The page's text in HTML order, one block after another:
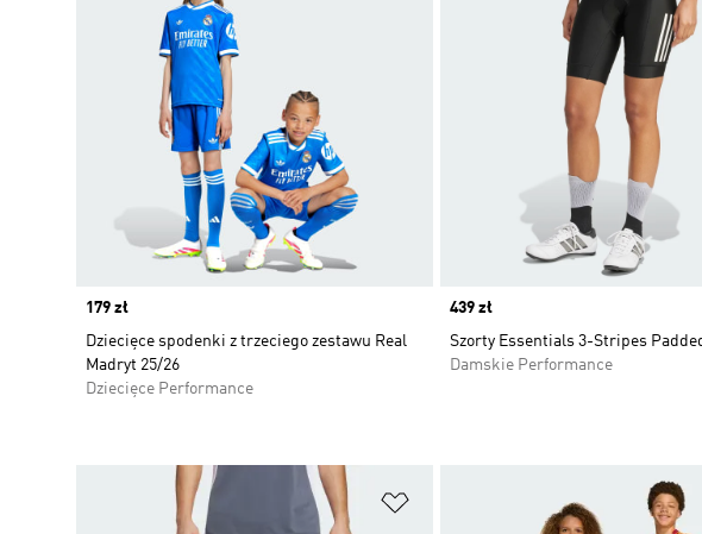
Price
179 zł
Dziecięce spodenki z trzeciego zestawu Real
Madryt 25/26
Dziecięce Performance
Price
439 zł
Szorty Essentials 3-Stripes
Damskie Performance